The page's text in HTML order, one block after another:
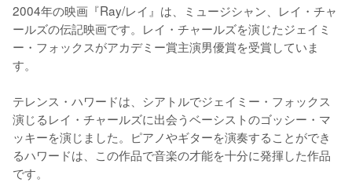
2004年の映画『Ray/レイ』は、ミュージシャン、レイ・チャ
ールズの伝記映画です。レイ・チャールズを演じたジェイミ
ー・フォックスがアカデミー賞主演男優賞を受賞していま
す。
テレンス・ハワードは、シアトルでジェイミー・フォックス
演じるレイ・チャールズに出会うベーシストのゴッシー・マ
ッキーを演じました。ピアノやギターを演奏することができ
るハワードは、この作品で音楽の才能を十分に発揮した作品
です。